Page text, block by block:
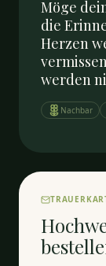
Möge
die
Herzen
werden
Nachbar